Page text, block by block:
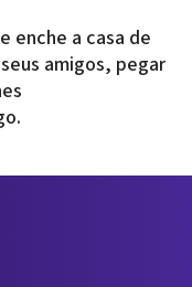
enche a casa de
amigos, pegar